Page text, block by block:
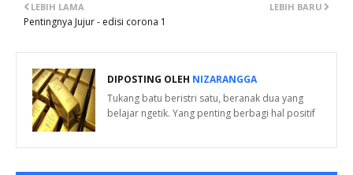
LEBIH BARU
LEBIH LAMA
Pentingnya Jujur - edisi corona 1
DIPOSTING OLEH NIZARANGGA
Tukang batu beristri satu, beranak dua yang
belajar ngetik. Yang penting berbagi hal positif